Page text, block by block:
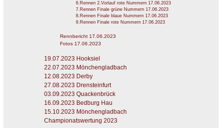
6.Rennen 2.Vorlauf rote Nummern 17.06.2023
7.Rennen Finale grüne Nummern 17.06.2023
8.Rennen Finale blaue Nummern 17.06.2023
9.Rennen Finale rote Nummern 17.06.2023
Rennbericht 17.06.2023
Fotos 17.06.2023
19.07.2023 Hooksiel
22.07.2023 Mönchengladbach
12.08.2023 Derby
27.08.2023 Drensteinfurt
03.09.2023 Quackenbrück
16.09.2023 Bedburg Hau
15.10.2023 Mönchengladbach
Championatswertung 2023